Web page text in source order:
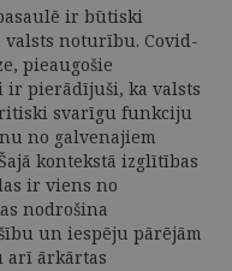
ir būtiski
noturību. Covid-
pieaugošie
pierādījuši, ka valsts
svarīgu funkciju
no galvenajiem
kontekstā izglītības
ir viens no
nodrošina
un iespēju pārējām
arī ārkārtas